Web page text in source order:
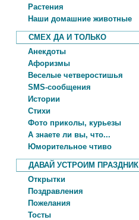
Растения
Наши домашние животные
СМЕХ ДА И ТОЛЬКО
Анекдоты
Афоризмы
Веселые четверостишья
SMS-сообщения
Истории
Стихи
Фото приколы, курьезы
А знаете ли вы, что...
Юморительное чтиво
ДАВАЙ УСТРОИМ ПРАЗДНИК
Открытки
Поздравления
Пожелания
Тосты